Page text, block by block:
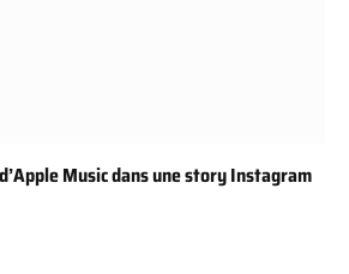
Music dans une story Instagram